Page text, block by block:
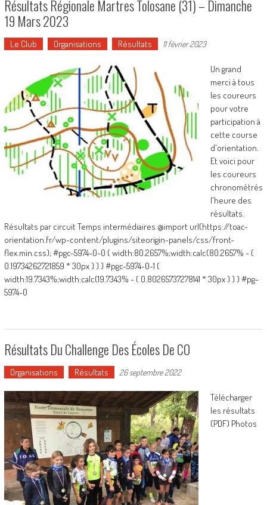
Résultats Régionale Martres Tolosane (31) – Dimanche
19 Mars 2023
Le Club Organisations Résultats 11 février 2023
Un grand
merci à tous
les coureurs
pour votre
participation à
cette course
d'orientation.
Et voici pour
les coureurs
chronométrés
l'heure des
résultats.
Résultats par circuit Temps intermédiaires @import url(https://toac-
orientation.fr/wp-content/plugins/siteorigin-panels/css/front-
flex.min.css); #pgc-5974-0-0 { width:80.2657%;width:calc(80.2657% - (
0.19734262721859 * 30px ) ) } #pgc-5974-0-1 {
width:19.7343%;width:calc(19.7343% - ( 0.80265737278141 * 30px ) ) } #pg-
5974-0
Résultats Du Challenge Des Écoles De CO
Organisations Résultats 26 septembre 2022
Télécharger
les résultats
(PDF) Photos